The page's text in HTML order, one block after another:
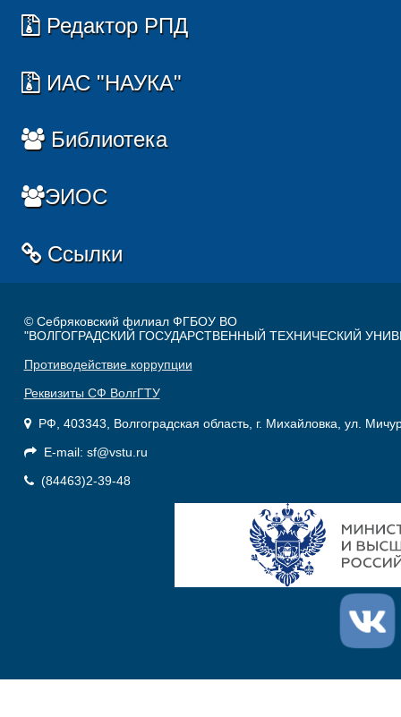
Редактор РПД
ИАС "НАУКА"
Библиотека
ЭИОС
Ссылки
© Себряковский филиал ФГБОУ ВО
"ВОЛГОГРАДСКИЙ ГОСУДАРСТВЕННЫЙ ТЕХНИЧЕСКИЙ
Противодействие коррупции
Реквизиты СФ ВолгГТУ
РФ, 403343, Волгоградская область, г. Михайловка, ул.
E-mail: sf@vstu.ru
(84463)2-39-48